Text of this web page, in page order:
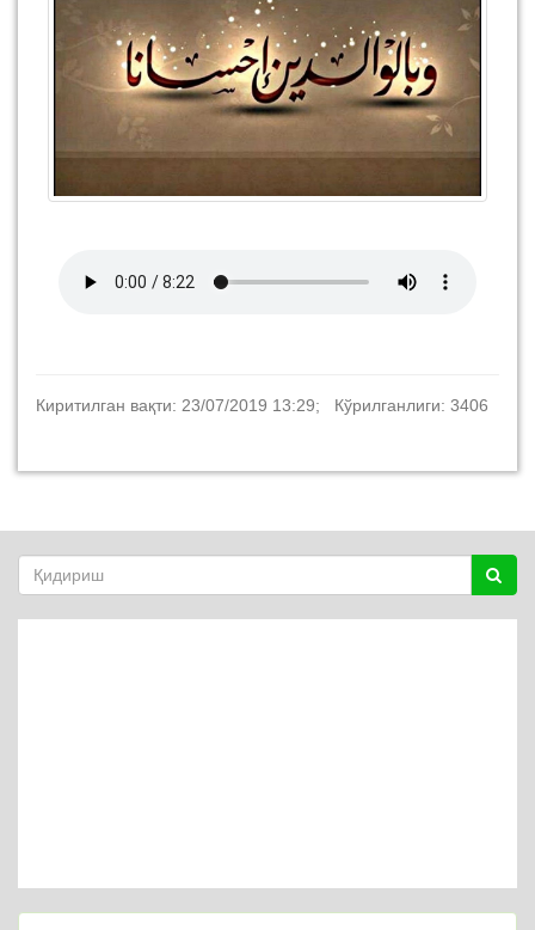
Киритилган вақти: 23/07/2019 13:29; Кўрилганлиги: 3406